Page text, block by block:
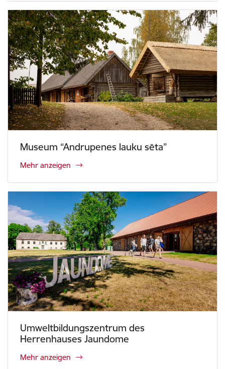
Museum “Andrupenes lauku sēta”
Mehr anzeigen
Umweltbildungszentrum des
Herrenhauses Jaundome
Mehr anzeigen